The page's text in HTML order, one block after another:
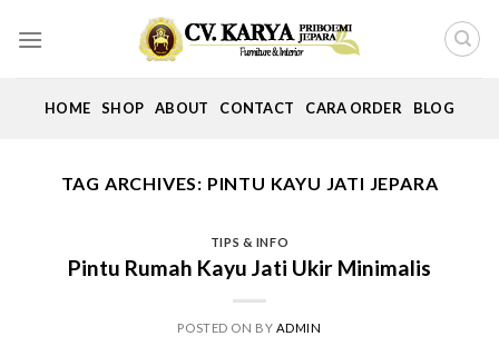
HOME SHOP ABOUT CONTACT CARA ORDER BLOG
TAG ARCHIVES: PINTU KAYU JATI JEPARA
TIPS & INFO
Pintu Rumah Kayu Jati Ukir Minimalis
POSTED ON BY ADMIN